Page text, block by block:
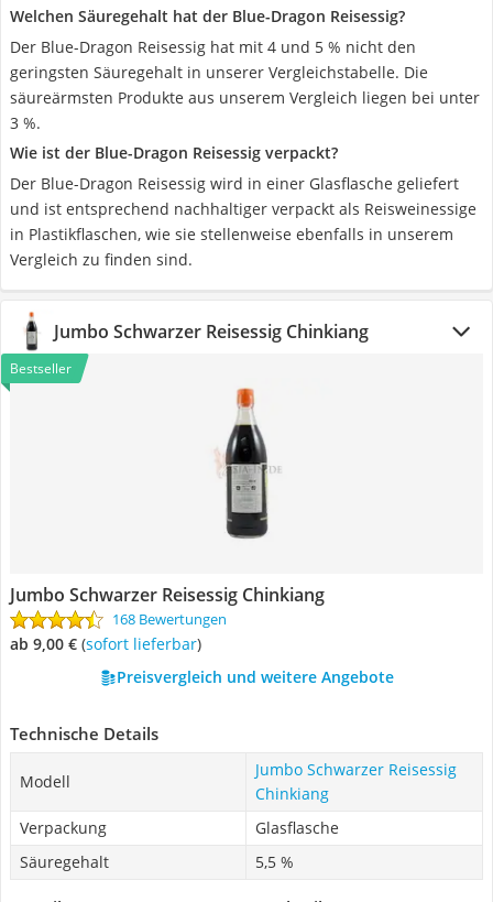
Welchen Säuregehalt hat der Blue-Dragon Reisessig?
Der Blue-Dragon Reisessig hat mit 4 und 5 % nicht den
geringsten Säuregehalt in unserer Vergleichstabelle. Die
säureärmsten Produkte aus unserem Vergleich liegen bei unter
3 %.
Wie ist der Blue-Dragon Reisessig verpackt?
Der Blue-Dragon Reisessig wird in einer Glasflasche geliefert
und ist entsprechend nachhaltiger verpackt als Reisweinessige
in Plastikflaschen, wie sie stellenweise ebenfalls in unserem
Vergleich zu finden sind.
Jumbo Schwarzer Reisessig Chinkiang
Bestseller
Jumbo Schwarzer Reisessig Chinkiang
168 Bewertungen
ab 9,00 € ( Sofort lieferbar)
Preisvergleich und weitere Angebote
Technische Details
Modell
Jumbo Schwarzer Reisessig
Chinkiang
Verpackung
Glasflasche
Säuregehalt
5,5 %